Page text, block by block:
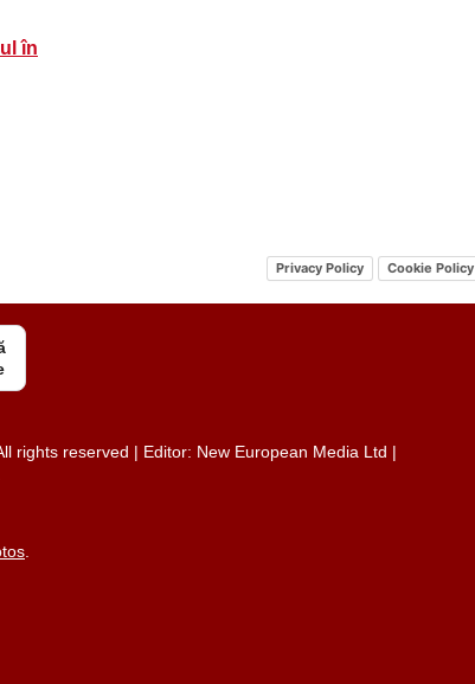
în
Privacy Policy Cookie Policy
rights reserved | Editor: New European Media Ltd |